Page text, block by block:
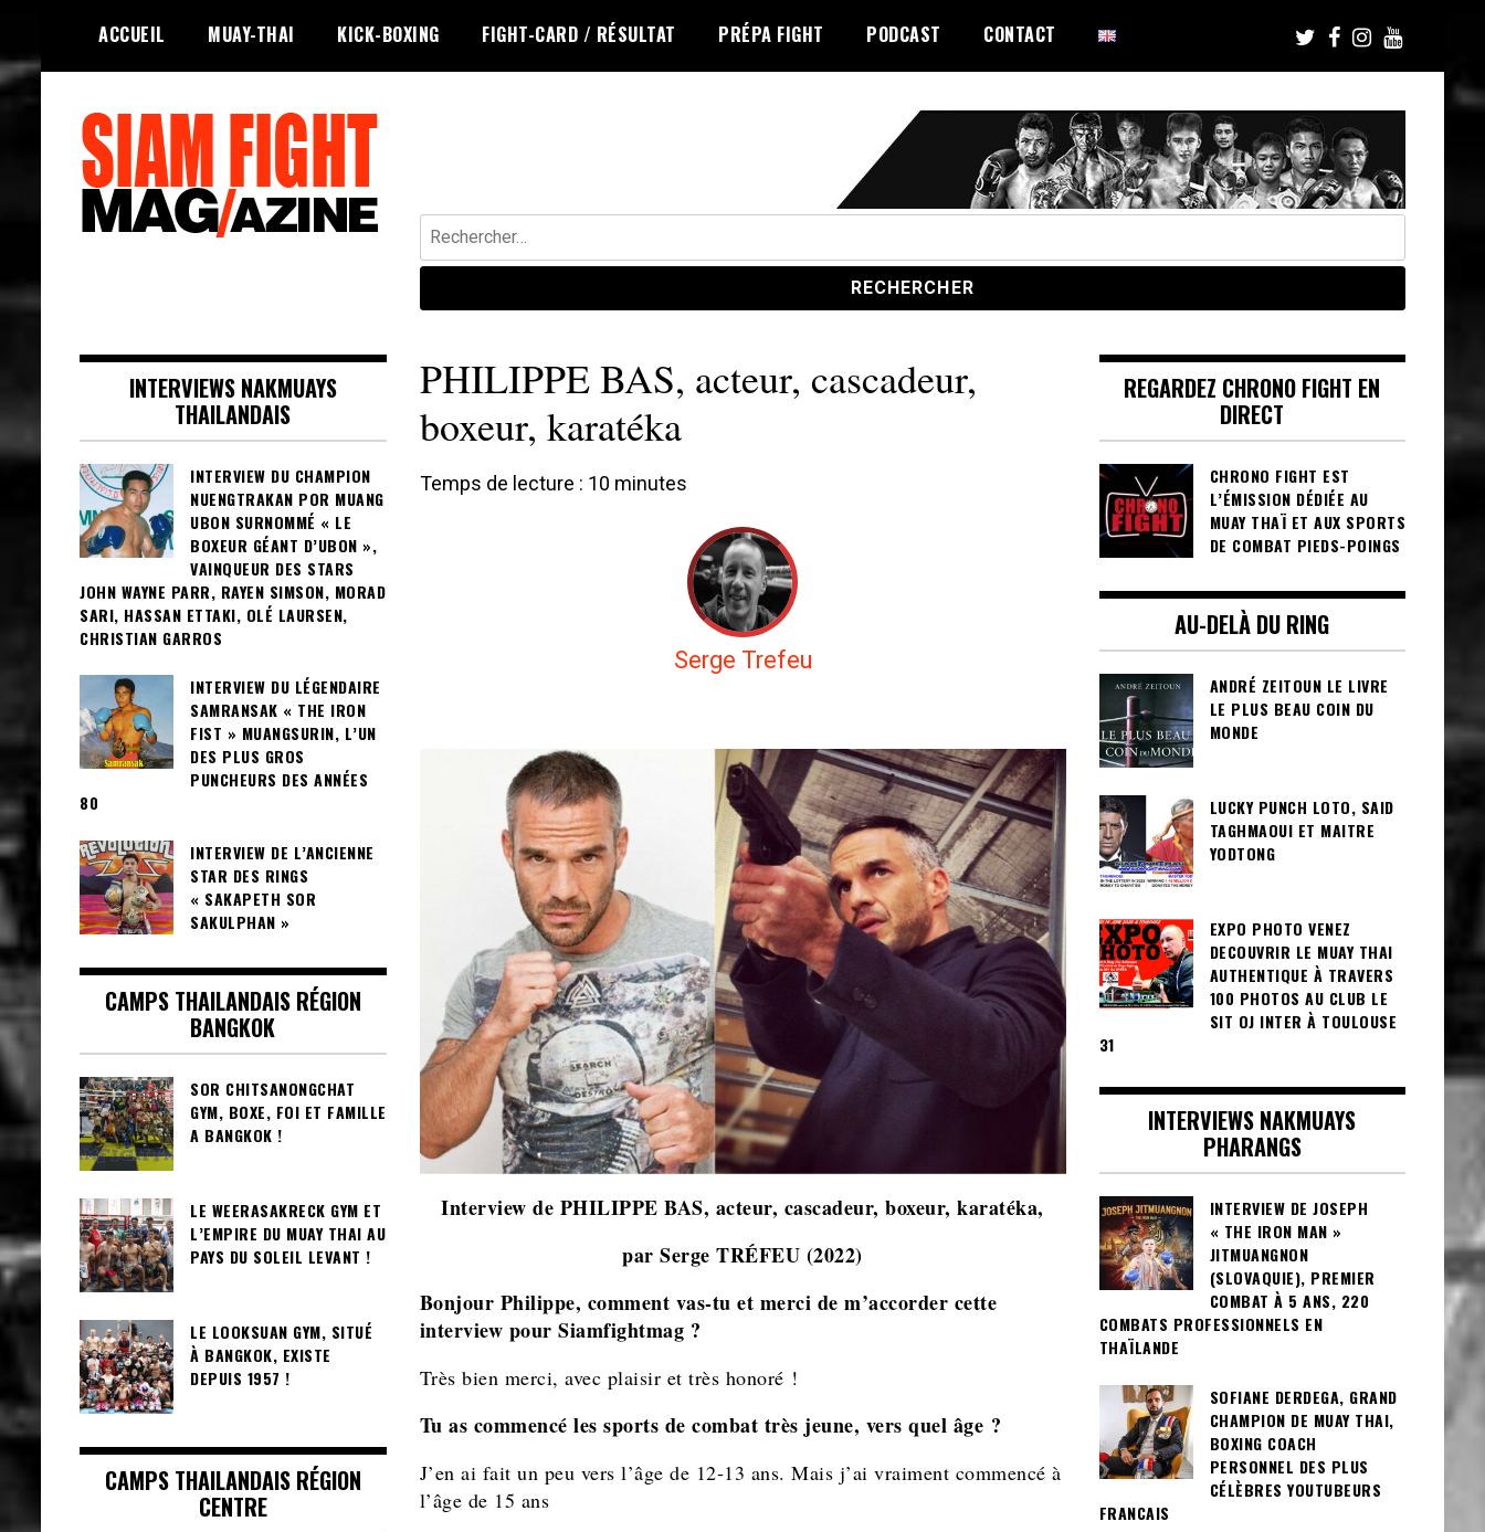
content
ACCUEIL MUAY-THAI KICK-BOXING FIGHT-CARD / RÉSULTAT PRÉPA FIGHT PODCAST CONTACT
Rechercher :
PHILIPPE BAS, acteur, cascadeur,
boxeur, karatéka
Temps de lecture : 10 minutes
Serge Trefeu
Interview de PHILIPPE BAS, acteur, cascadeur, boxeur, karatéka,
par Serge TRÉFEU (2022)
Bonjour Philippe, comment vas-tu et merci de m’accorder cette
interview pour Siamfightmag ?
Très bien merci, avec plaisir et très honoré !
Tu as commencé les sports de combat très jeune, vers quel âge ?
J’en ai fait un peu vers l’âge de 12-13 ans. Mais j’ai vraiment commencé à
l’âge de 15 ans
INTERVIEWS NAKMUAYS
THAILANDAIS
INTERVIEW DU CHAMPION
NUENGTRAKAN POR MUANG
UBON SURNOMMÉ « LE
BOXEUR GÉANT D’UBON »,
VAINQUEUR DES STARS
JOHN WAYNE PARR, RAYEN SIMSON, MORAD
SARI, HASSAN ETTAKI, OLÉ LAURSEN,
CHRISTIAN GARROS
INTERVIEW DU LÉGENDAIRE
SAMRANSAK « THE IRON
FIST » MUANGSURIN, L’UN
DES PLUS GROS
PUNCHEURS DES ANNÉES
80
INTERVIEW DE L’ANCIENNE
STAR DES RINGS
« SAKAPETH SOR
SAKULPHAN »
CAMPS THAILANDAIS RÉGION
BANGKOK
SOR CHITSANONGCHAT
GYM, BOXE, FOI ET FAMILLE
A BANGKOK !
LE WEERASAKRECK GYM ET
L’EMPIRE DU MUAY THAI AU
PAYS DU SOLEIL LEVANT !
LE LOOKSUAN GYM, SITUÉ
À BANGKOK, EXISTE
DEPUIS 1957 !
CAMPS THAILANDAIS RÉGION
CENTRE
REGARDEZ CHRONO FIGHT EN
DIRECT
CHRONO FIGHT EST
L’ÉMISSION DÉDIÉE AU
MUAY THAÏ ET AUX SPORTS
DE COMBAT PIEDS-POINGS
AU-DELÀ DU RING
ANDRÉ ZEITOUN LE LIVRE
LE PLUS BEAU COIN DU
MONDE
LUCKY PUNCH LOTO, SAID
TAGHMAOUI ET MAITRE
YODTONG
EXPO PHOTO VENEZ
DECOUVRIR LE MUAY THAI
AUTHENTIQUE À TRAVERS
100 PHOTOS AU CLUB LE
SIT OJ INTER À TOULOUSE
31
INTERVIEWS NAKMUAYS
PHARANGS
INTERVIEW DE JOSEPH
« THE IRON MAN »
JITMUANGNON
(SLOVAQUIE), PREMIER
COMBAT À 5 ANS, 220
COMBATS PROFESSIONNELS EN
THAÏLANDE
SOFIANE DERDEGA, GRAND
CHAMPION DE MUAY THAI,
BOXING COACH
PERSONNEL DES PLUS
CÉLÈBRES YOUTUBEURS
FRANCAIS